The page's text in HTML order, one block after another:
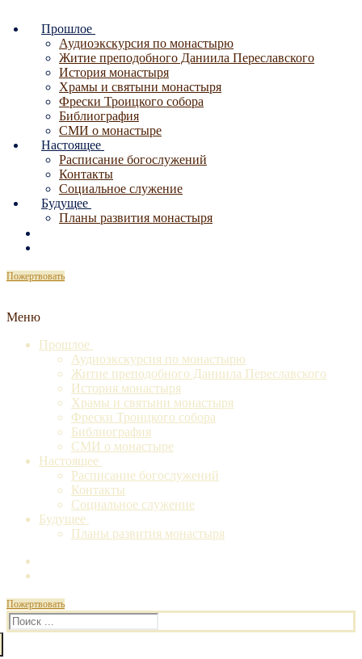
содержимому
Прошлое
Аудиоэкскурсия по монастырю
Житие преподобного Даниила Переславского
История монастыря
Храмы и святыни монастыря
Фрески Троицкого собора
Библиография
СМИ о монастыре
Настоящее
Расписание богослужений
Контакты
Социальное служение
Будущее
Планы развития монастыря
Пожертвовать
Меню
Прошлое
Аудиоэкскурсия по монастырю
Житие преподобного Даниила Переславского
История монастыря
Храмы и святыни монастыря
Фрески Троицкого собора
Библиография
СМИ о монастыре
Настоящее
Расписание богослужений
Контакты
Социальное служение
Будущее
Планы развития монастыря
Пожертвовать
Искать: